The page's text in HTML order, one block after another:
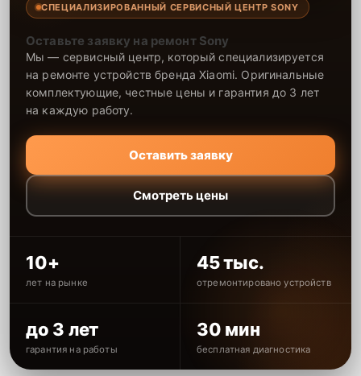
СПЕЦИАЛИЗИРОВАННЫЙ СЕРВИСНЫЙ ЦЕНТР SONY
Оставьте заявку на ремонт Sony
Мы — сервисный центр, который специализируется
на ремонте устройств бренда Xiaomi. Оригинальные
комплектующие, честные цены и гарантия до 3 лет
на каждую работу.
Оставить заявку
Смотреть цены
10+
лет на рынке
45 тыс.
отремонтировано устройств
до 3 лет
гарантия на работы
30 мин
бесплатная диагностика